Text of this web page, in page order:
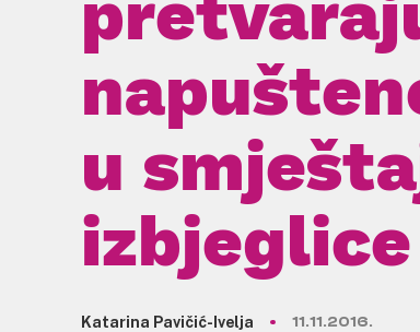
u
izbjeglice
Katarina Pavičić-Ivelja 11.11.2016.